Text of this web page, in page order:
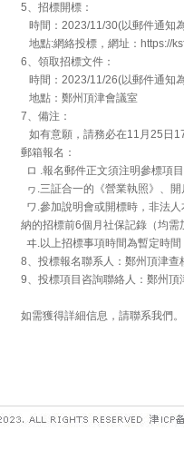
5、招標開標：
時間：2023/11/30(以郵件通知
地點:網絡投標，網址：https://
6、領取招標文件：
時間：2023/11/26(以郵件通知
地點：鄭州頂津會議室
7、備注：
如有意願，請務必在11月25日
郵箱報名：
ロ .報名郵件正文須注明參標項
ヮ.三証合一的《營業執照》、
ワ.參加說明會或開標時，非法
納的招標前6個月社保記錄（均需
ヰ.以上招標事項時間為暫定時
8、投標報名聯系人：鄭州頂津
9、投標項目咨詢聯絡人：鄭州
如需獲得詳細信息，請聯系我們。